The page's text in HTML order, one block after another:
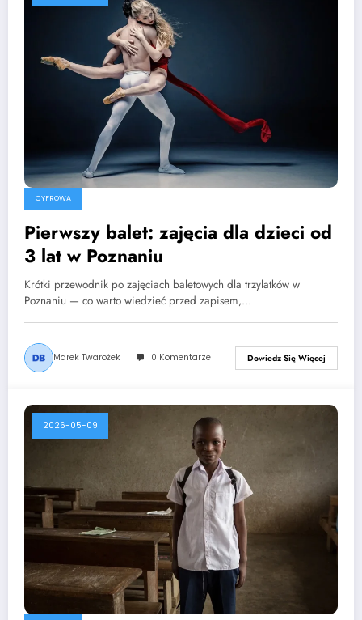
CYFROWA
Pierwszy balet: zajęcia dla dzieci od
3 lat w Poznaniu
Krótki przewodnik po zajęciach baletowych dla trzylatków w
Poznaniu — co warto wiedzieć przed zapisem,…
Marek Twarożek 0 Komentarze Dowiedz Się Więcej
2026-05-09